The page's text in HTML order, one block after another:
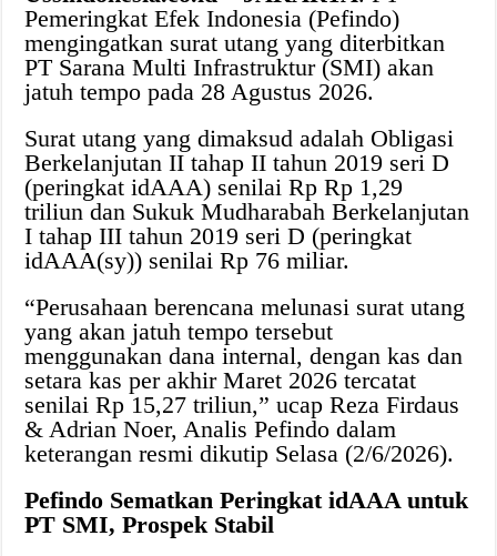
Pemeringkat Efek Indonesia (Pefindo)
mengingatkan surat utang yang diterbitkan
PT Sarana Multi Infrastruktur (SMI) akan
jatuh tempo pada 28 Agustus 2026.
Surat utang yang dimaksud adalah Obligasi
Berkelanjutan II tahap II tahun 2019 seri D
(peringkat idAAA) senilai Rp Rp 1,29
triliun dan Sukuk Mudharabah Berkelanjutan
I tahap III tahun 2019 seri D (peringkat
idAAA(sy)) senilai Rp 76 miliar.
“Perusahaan berencana melunasi surat utang
yang akan jatuh tempo tersebut
menggunakan dana internal, dengan kas dan
setara kas per akhir Maret 2026 tercatat
senilai Rp 15,27 triliun,” ucap Reza Firdaus
& Adrian Noer, Analis Pefindo dalam
keterangan resmi dikutip Selasa (2/6/2026).
Pefindo Sematkan Peringkat idAAA untuk
PT SMI, Prospek Stabil